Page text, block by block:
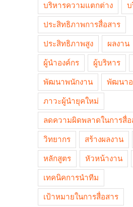
บริหารความแตกต่าง บ
ประสิทธิภาพการสื่อสาร
ประสิทธิภาพสูง ผลงาน
ผู้นำองค์กร ผู้บริหาร
พัฒนาพนักงาน พัฒนาอ
ภาวะผู้นำยุคใหม่
ลดความผิดพลาดในการสื่อ
วิทยากร สร้างผลงาน
หลักสูตร หัวหน้างาน
เทคนิคการนำทีม
เป้าหมายในการสื่อสาร